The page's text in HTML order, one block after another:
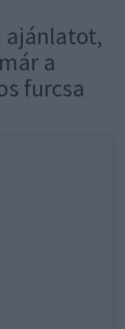
ajánlatot,
a
furcsa